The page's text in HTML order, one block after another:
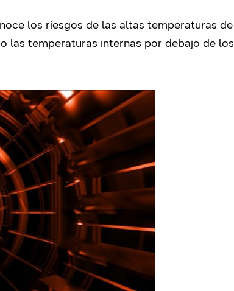
los riesgos de las altas temperaturas de
las temperaturas internas por debajo de los